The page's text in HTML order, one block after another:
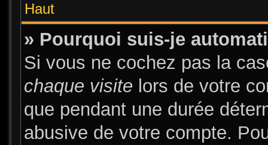
Haut
» Pourquoi suis-je
Si vous ne cochez pas la
chaque visite lors de votre
que pendant une durée
abusive de votre compte.